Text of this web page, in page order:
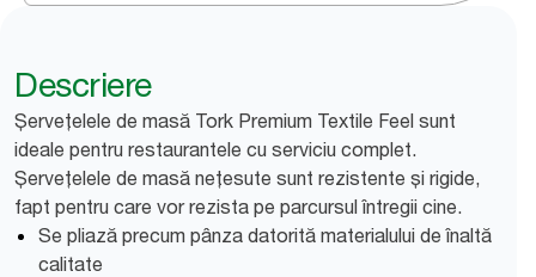
Descriere
Șervețelele de masă Tork Premium Textile Feel sunt
ideale pentru restaurantele cu serviciu complet.
Șervețelele de masă nețesute sunt rezistente și rigide,
fapt pentru care vor rezista pe parcursul întregii cine.
Se pliază precum pânza datorită materialului de înaltă
calitate